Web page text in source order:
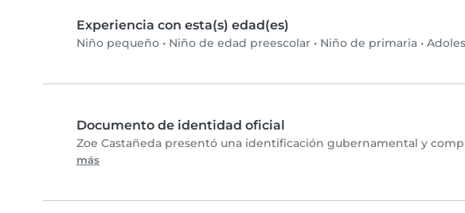
Experiencia con esta(s) edad(es)
Niño pequeño • Niño de edad preescolar • Niño de primaria •
Documento de identidad oficial
Zoe Castañeda presentó una identificación gubernamental y
más